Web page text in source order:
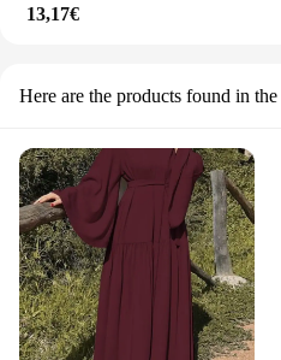
13,17€
Here are the products found in the